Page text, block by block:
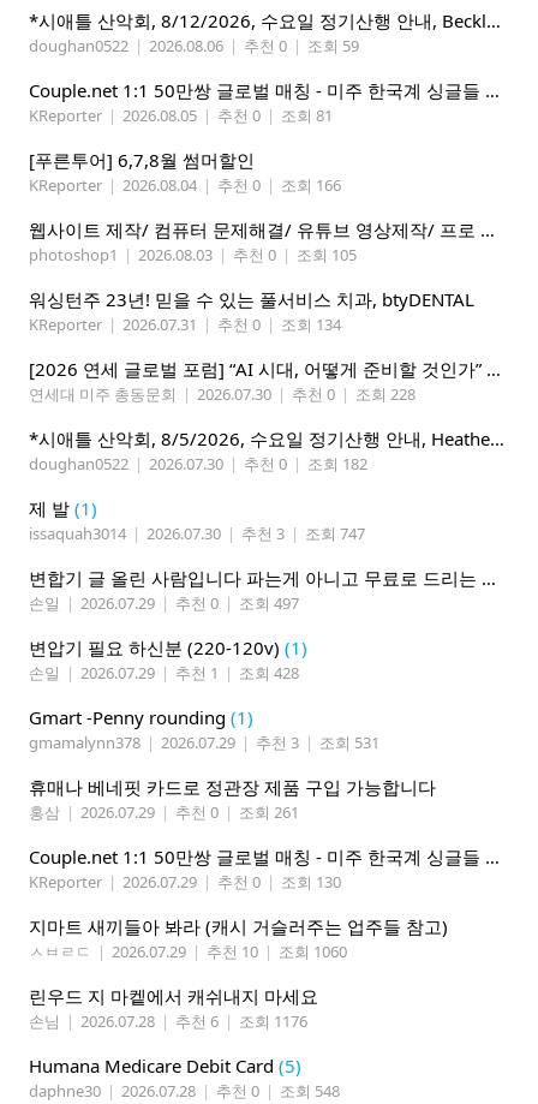
*시애틀 산악회, 8/12/2026, 수요일 정기산행 안내, Beckler Peak*
doughan0522 | 2026.08.06 | 추천 0 | 조회 59
Couple.net 1:1 50만쌍 글로벌 매칭 - 미주 한국계 싱글들 모이세요
KReporter | 2026.08.05 | 추천 0 | 조회 81
[푸른투어] 6,7,8월 썸머할인
KReporter | 2026.08.04 | 추천 0 | 조회 166
웹사이트 제작/ 컴퓨터 문제해결/ 유튜브 영상제작/ 프로 사진촬영
photoshop1 | 2026.08.03 | 추천 0 | 조회 105
워싱턴주 23년! 믿을 수 있는 풀서비스 치과, btyDENTAL
KReporter | 2026.07.31 | 추천 0 | 조회 134
[2026 연세 글로벌 포럼] “AI 시대, 어떻게 준비할 것인가” 8월 7-10일 벨뷰 개최
연세대 미주 총동문회 | 2026.07.30 | 추천 0 | 조회 228
*시애틀 산악회, 8/5/2026, 수요일 정기산행 안내, Heather Lake*
doughan0522 | 2026.07.30 | 추천 0 | 조회 182
제 발 (1)
issaquah3014 | 2026.07.30 | 추천 3 | 조회 747
변합기 글 올린 사람입니다 파는게 아니고 무료로 드리는 겁니다 필요하신분 연락처 남겨주시면 됩니다
손일 | 2026.07.29 | 추천 0 | 조회 497
변압기 필요 하신분 (220-120v) (1)
손일 | 2026.07.29 | 추천 1 | 조회 428
Gmart -Penny rounding (1)
gmamalynn378 | 2026.07.29 | 추천 3 | 조회 531
휴매나 베네핏 카드로 정관장 제품 구입 가능합니다
홍삼 | 2026.07.29 | 추천 0 | 조회 261
Couple.net 1:1 50만쌍 글로벌 매칭 - 미주 한국계 싱글들 모이세요
KReporter | 2026.07.29 | 추천 0 | 조회 130
지마트 새끼들아 봐라 (캐시 거슬러주는 업주들 참고)
ㅅㅂㄹㄷ | 2026.07.29 | 추천 10 | 조회 1060
린우드 지 마켙에서 캐쉬내지 마세요
손님 | 2026.07.28 | 추천 6 | 조회 1176
Humana Medicare Debit Card (5)
daphne30 | 2026.07.28 | 추천 0 | 조회 548